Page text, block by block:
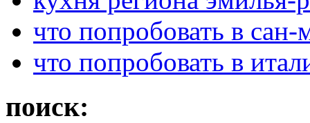
что попробовать в
что попробовать в
поиск: